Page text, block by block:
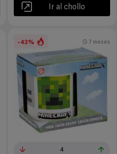
Ir al chollo
-43%
4
7 meses